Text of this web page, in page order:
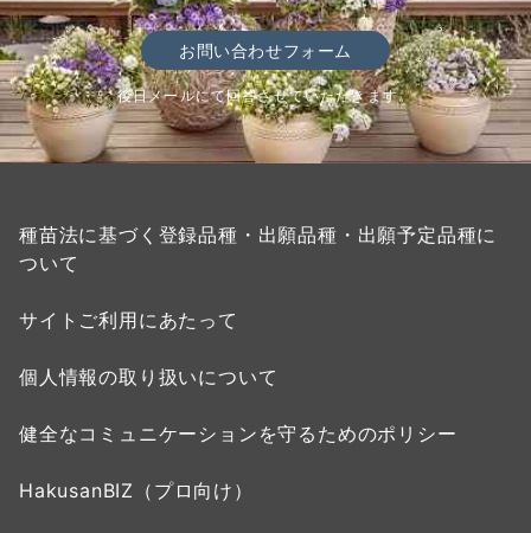
お問い合わせフォーム
後日メールにて回答させていただきます。
種苗法に基づく登録品種・出願品種・出願予定品種に
ついて
サイトご利用にあたって
個人情報の取り扱いについて
健全なコミュニケーションを守るためのポリシー
HakusanBIZ（プロ向け）